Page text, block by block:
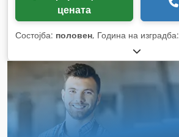
цената
Состојба: половен, Година на изградба: